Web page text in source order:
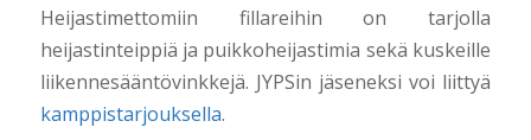
Heijastimettomiin fillareihin on tarjolla
heijastinteippiä ja puikkoheijastimia sekä kuskeille
liikennesääntövinkkejä. JYPSin jäseneksi voi liittyä
kamppistarjouksella.